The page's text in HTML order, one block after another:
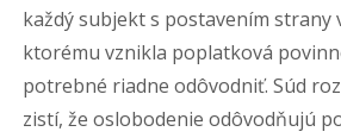
každý subjekt s postavením strany
ktorému vznikla poplatková
potrebné riadne odôvodniť. Súd
zistí, že oslobodenie odôvodňujú